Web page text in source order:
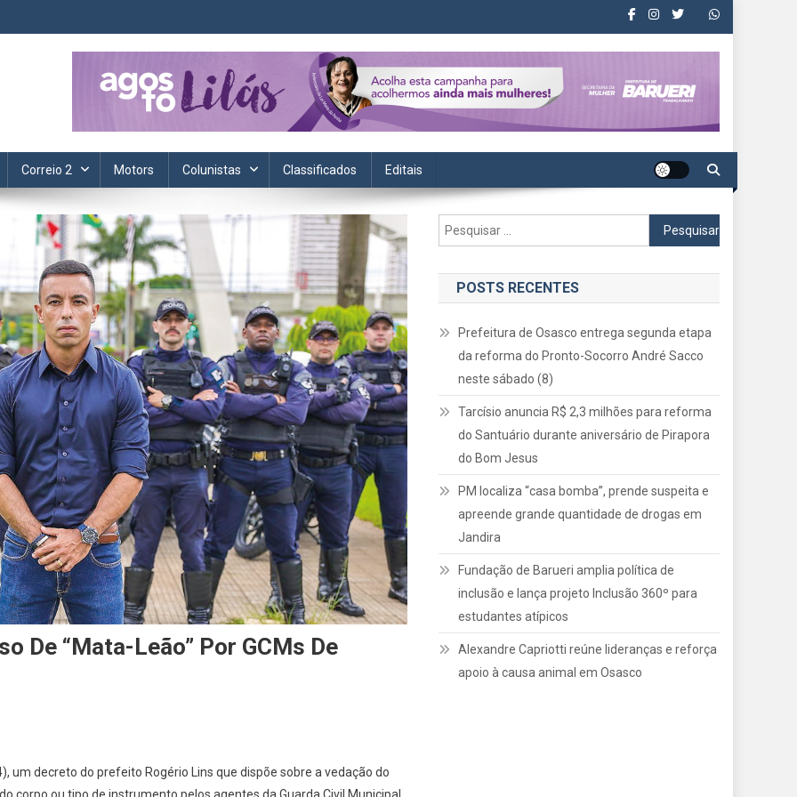
Informação, política, saúde, economia, esportes e cotidiano.
Correio 2 Motors Colunistas Classificados Editais
De “mata-Leão” Por GCMs De
um decreto do prefeito Rogério Lins que dispõe sobre a vedação do
corpo ou tipo de instrumento pelos agentes da Guarda Civil Municipal
Pesquisar
por:
POSTS RECENTES
Prefeitura de Osasco entrega segunda etapa
da reforma do Pronto-Socorro André Sacco
neste sábado (8)
Tarcísio anuncia R$ 2,3 milhões para reforma
do Santuário durante aniversário de Pirapora
do Bom Jesus
PM localiza “casa bomba”, prende suspeita e
apreende grande quantidade de drogas em
Jandira
Fundação de Barueri amplia política de
inclusão e lança projeto Inclusão 360º para
estudantes atípicos
Alexandre Capriotti reúne lideranças e reforça
apoio à causa animal em Osasco